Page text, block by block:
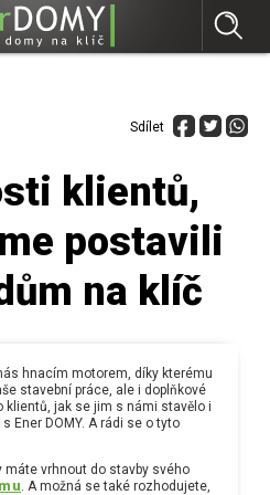
rodinného domu
nové stránky
dům? Každý má svá pro a proti
a zděných domů
Sdílet
klientů,
postavili
na klíč
hnacím motorem, díky kterému
stavební práce, ale i doplňkové
klientů, jak se jim s námi stavělo i
Ener DOMY. A rádi se o tyto
máte vrhnout do stavby svého
. A možná se také rozhodujete,